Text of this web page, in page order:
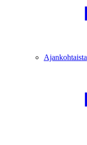
Ajankohtaista